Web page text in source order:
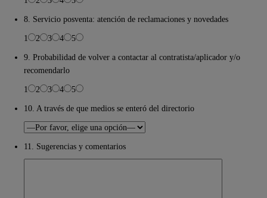
8. Servicio posventa: atención de reclamaciones y novedades
1
2 3 4
5
9. Probabilidad de volver a contactar al contratista/aplicador y/o
recomendarlo
1
2 3 4
5
10. A través de que medios se enteró del directorio
11. Sugerencias y comentarios